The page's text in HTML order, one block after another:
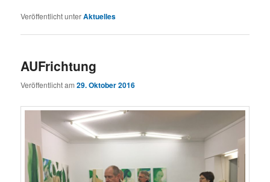
Veröffentlicht unterAktuelles
AUFrichtung
Veröffentlicht am29. Oktober 2016